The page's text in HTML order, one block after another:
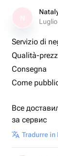
Servizio di
Qualità-
Consegna
Come
Все
за сервис
Tradurre in